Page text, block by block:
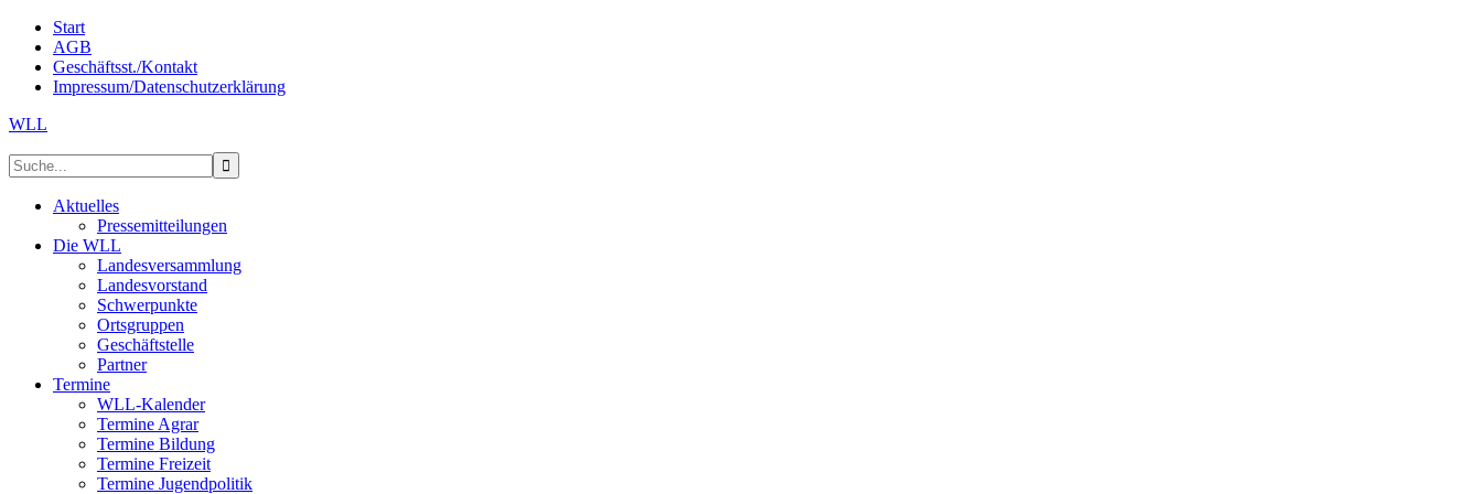
Start
AGB
Geschäftsst./Kontakt
Impressum/Datenschutzerklärung
WLL
Aktuelles
Pressemitteilungen
Die WLL
Landesversammlung
Landesvorstand
Schwerpunkte
Ortsgruppen
Geschäftstelle
Partner
Termine
WLL-Kalender
Termine Agrar
Termine Bildung
Termine Freizeit
Termine Jugendpolitik